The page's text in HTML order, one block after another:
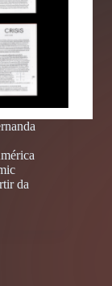
da